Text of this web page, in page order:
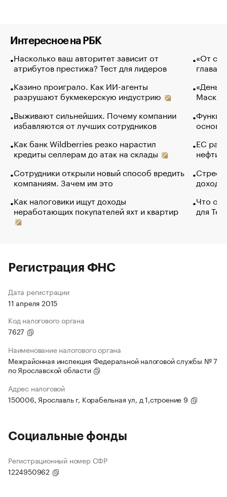
Интересное на РБК
Насколько ваш авторитет зависит от
атрибутов престижа? Тест для лидеров
Казино проиграло. Как ИИ-агенты
разрушают букмекерскую индустрию
Выживают сильнейших. Почему компании
избавляются от лучших сотрудников
Как банк Wildberries резко нарастил
кредиты селлерам до атак на склады
Сотрудники открыли новый способ вредить
компаниям. Зачем им это
Как налоговики ищут доходы
неработающих покупателей яхт и квартир
«От
глава
Маск в
основ
ЕС
нефти
Что
для
Регистрация ФНС
Дата регистрации
11 апреля 2015
Код налогового органа
7627
Наименование налогового органа
Межрайонная инспекция Федеральной налоговой службы № 7
по Ярославской области
Адрес налоговой
150006, Ярославль г, Корабельная ул, д 1,строение 9
Социальные фонды
Регистрационный номер СФР
1224950962